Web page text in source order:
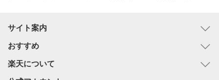
サイト案内
おすすめ
楽天について